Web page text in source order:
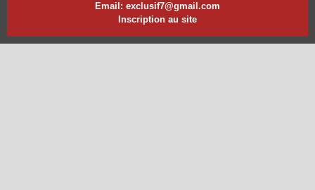
Email: exclusif7@gmail.com
Inscription au site